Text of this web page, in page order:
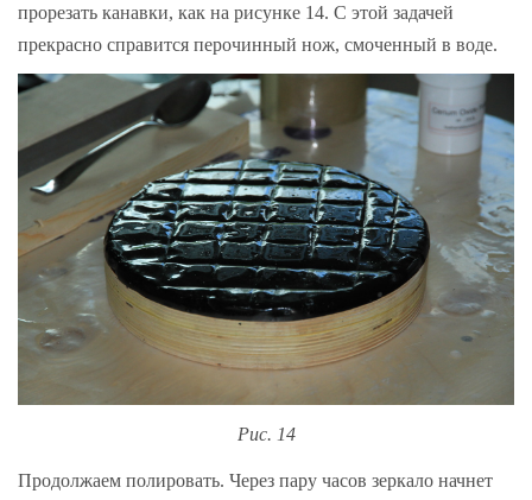
прорезать канавки, как на рисунке 14. С этой задачей
прекрасно справится перочинный нож, смоченный в воде.
Рис. 14
Продолжаем полировать. Через пару часов зеркало начнет